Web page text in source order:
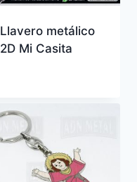
Llavero metálico
2D Mi Casita